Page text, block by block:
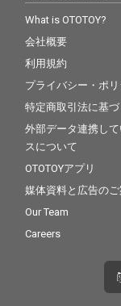
What is OTOTOY?
会社概要
利用規約
プライバシー・ポ
特定商取引法に基
外部データ連携し
スについて
OTOTOYアプリ
媒体資料と広告のご
Our Team
Careers